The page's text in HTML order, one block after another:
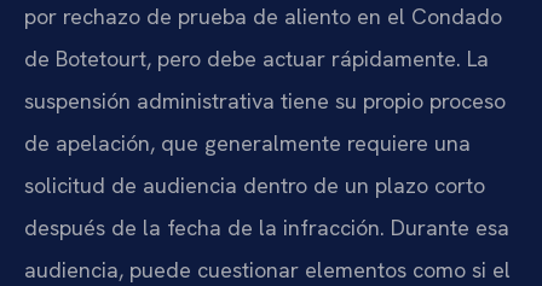
por rechazo de prueba de aliento en el Condado
de Botetourt, pero debe actuar rápidamente. La
suspensión administrativa tiene su propio proceso
de apelación, que generalmente requiere una
solicitud de audiencia dentro de un plazo corto
después de la fecha de la infracción. Durante esa
audiencia, puede cuestionar elementos como si el